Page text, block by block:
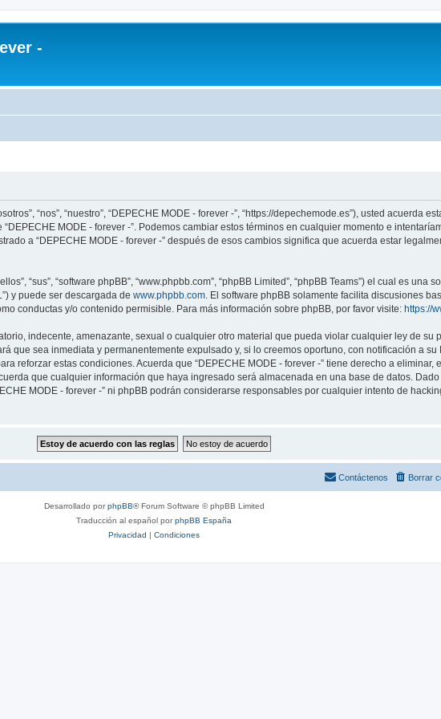
-
“nos”, “nuestro”, “DEPECHE MODE - forever -”, “https://depechemode.es”), usted acuerda
MODE - forever -”. Podemos cambiar estos términos en cualquier momento e
a “DEPECHE MODE - forever -” después de esos cambios significa que acuerda estar
“sus”, “software phpBB”, “www.phpbb.com”, “phpBB Limited”, “phpBB Teams”) el cual es una
y puede ser descargada de www.phpbb.com. El software phpBB solamente facilita discusiones
conductas y/o contenido permisible. Para más información sobre phpBB, por favor visite: https://
indecente, amenazante, sexual o cualquier otro material que pueda violar cualquier ley de su
que sea inmediata y permanentemente expulsado y, si lo creemos oportuno, con notificación a
reforzar estas condiciones. Acuerda que “DEPECHE MODE - forever -” tiene derecho a eliminar,
que cualquier información que haya ingresado será almacenada en una base de datos.
MODE - forever -” ni phpBB podrán considerarse responsables por cualquier intento de
Borrar
Contáctenos
Desarrollado porphpBB® Forum Software © phpBB Limited
Traducción al español porphpBB España
Privacidad | Condiciones